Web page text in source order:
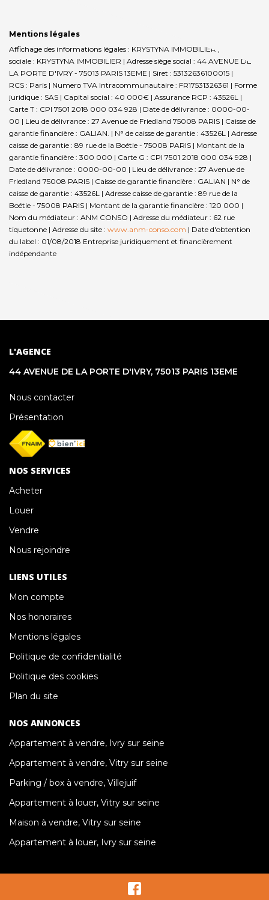
Mentions légales
Affichage des informations légales : KRYSTYNA IMMOBILIER | Raison
sociale : KRYSTYNA IMMOBILIER | Adresse siège social : 44 AVENUE DE
LA PORTE D'IVRY - 75013 PARIS 13EME | Siret : 53132636100015 |
RCS : Paris | Numero TVA Intracommunautaire : FR17531326361 | Forme
juridique : SAS | Capital social : 40 000€ | Assurance RCP : 43526L |
Carte T : CPI 7501 2018 000 034 928 | Date de délivrance : 0000-00-
00 | Lieu de délivrance : 27 Avenue de Friedland 75008 PARIS | Caisse de
garantie financière : GALIAN. | N° de caisse de garantie : 43526L | Adresse
caisse de garantie : 89 rue de la Boétie - 75008 PARIS | Montant de la
garantie financière : 300 000 | Carte G : CPI 7501 2018 000 034 928 |
Date de délivrance : 0000-00-00 | Lieu de délivrance : 27 Avenue de
Friedland 75008 PARIS | Caisse de garantie financière : GALIAN | N° de
caisse de garantie : 43526L | Adresse caisse de garantie : 89 rue de la
Boétie - 75008 PARIS | Montant de la garantie financière : 120 000 |
Nom du médiateur : ANM CONSO | Adresse du médiateur : 62 rue
tiquetonne | Adresse du site : www.anm-conso.com | Date d'obtention
du label : 01/08/2018 Entreprise juridiquement et financièrement
indépendante
L'AGENCE
44 AVENUE DE LA PORTE D'IVRY, 75013 PARIS 13EME
Nous contacter
Présentation
NOS SERVICES
Acheter
Louer
Vendre
Nous rejoindre
LIENS UTILES
Mon compte
Nos honoraires
Mentions légales
Politique de confidentialité
Politique des cookies
Plan du site
NOS ANNONCES
Appartement à vendre, Ivry sur seine
Appartement à vendre, Vitry sur seine
Parking / box à vendre, Villejuif
Appartement à louer, Vitry sur seine
Maison à vendre, Vitry sur seine
Appartement à louer, Ivry sur seine